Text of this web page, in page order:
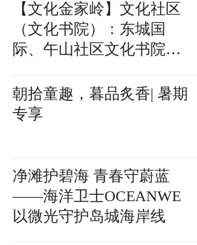
【文化金家岭】文化社区
（文化书院）：东城国
际、午山社区文化书院顺
朝拾童趣，暮品炙香| 暑期
专享
净滩护碧海 青春守蔚蓝
——海洋卫士OCEANWE
以微光守护岛城海岸线